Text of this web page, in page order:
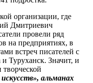
организации, где
Дмитриевич
провели ряд
на предприятиях, в
встреч писателей с
Туруханск. Значит, и
альманах